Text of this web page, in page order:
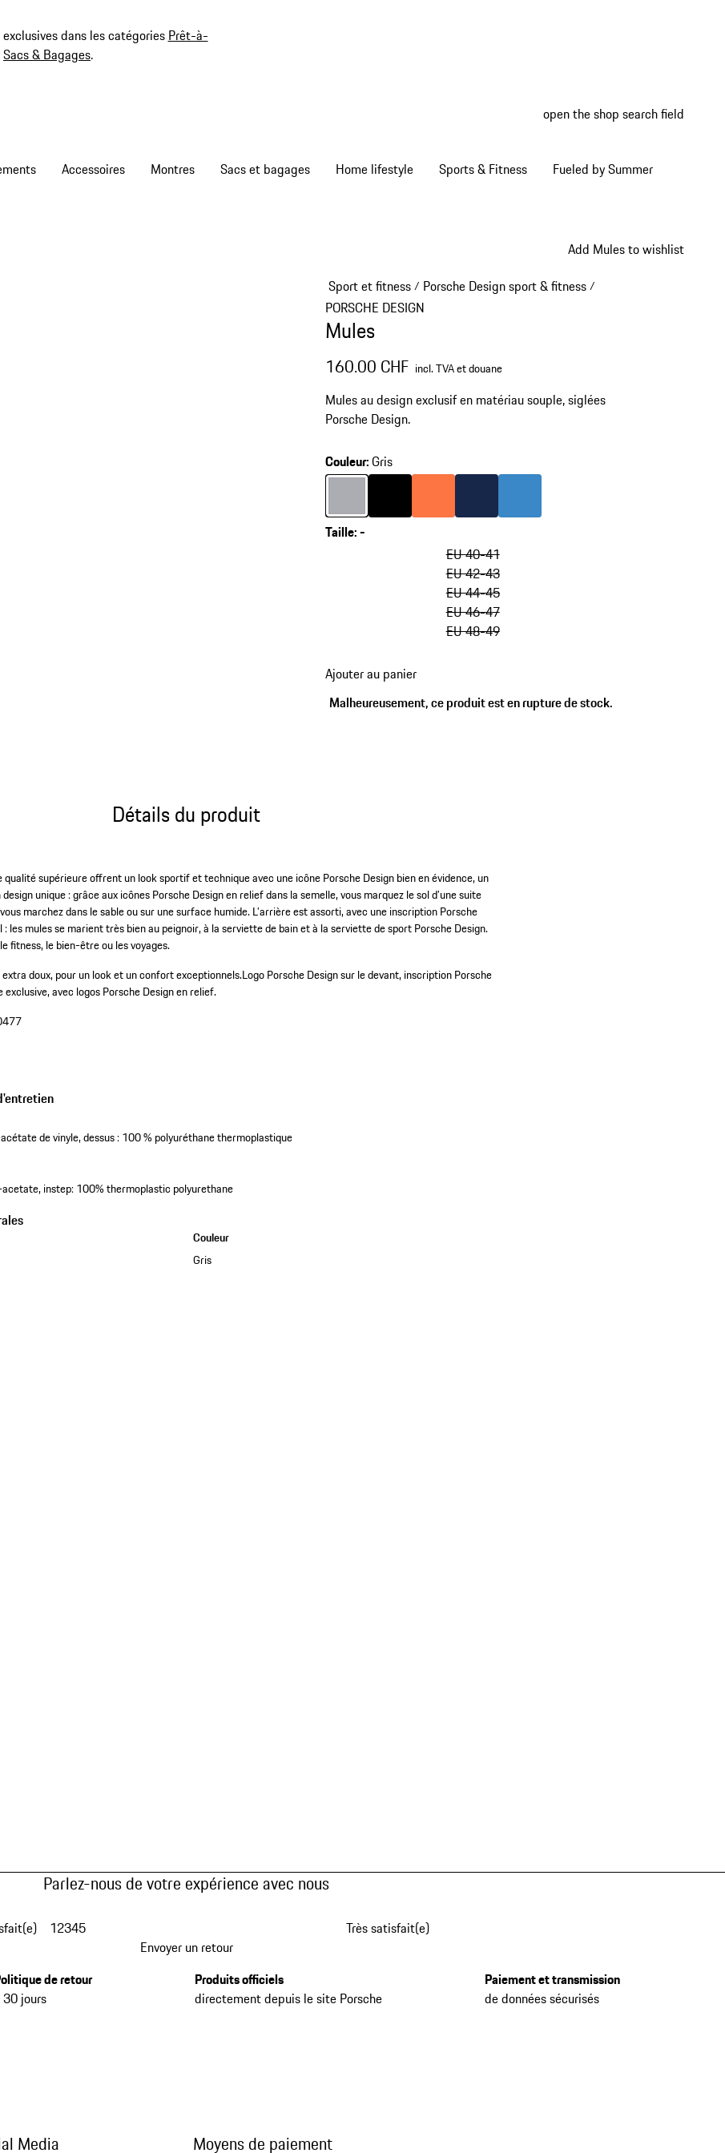
dans les catégories Prêt-à-
Sacs & Bagages.
open the shop search field
Accessoires Montres Sacs et bagages Home lifestyle Sports & Fitness Fueled by Summer
Add Mules to wishlist
Sport et fitness/ Porsche Design sport & fitness/
PORSCHE DESIGN
Mules
160.00 CHF incl. TVA et douane
Mules au design exclusif en matériau souple, siglées
Porsche Design.
Couleur:Gris
CouleurGris
Couleur Noir
Couleur Firecracker Orange
Couleur Bleu Foncé
Couleur
Taille:-
EU 40-41
EU 42-43
EU 44-45
EU 46-47
EU 48-49
Ajouter au panier
Malheureusement, ce produit est en rupture de stock.
Détails du produit
qualité supérieure offrent un look sportif et technique avec une icône Porsche Design bien en évidence, un
unique : grâce aux icônes Porsche Design en relief dans la semelle, vous marquez le sol d’une suite
marchez dans le sable ou sur une surface humide. L’arrière est assorti, avec une inscription Porsche
: les mules se marient très bien au peignoir, à la serviette de bain et à la serviette de sport Porsche Design.
fitness, le bien-être ou les voyages.
doux, pour un look et un confort exceptionnels.Logo Porsche Design sur le devant, inscription Porsche
exclusive, avec logos Porsche Design en relief.
de vinyle, dessus : 100 % polyuréthane thermoplastique
instep: 100% thermoplastic polyurethane
Couleur
Gris
Parlez-nous de votre expérience avec nous
12345
Très satisfait(e)
Envoyer un retour
de retour
30 jours
Produits officiels
directement depuis le site Porsche
Paiement et transmission
de données sécurisés
Media Moyens de paiement